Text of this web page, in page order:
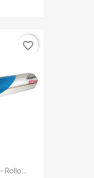
Rollo...
favorite_border